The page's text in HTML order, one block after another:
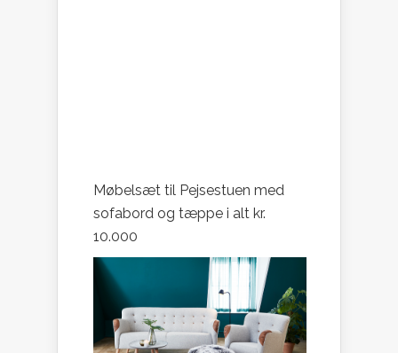
Møbelsæt til Pejsestuen med
sofabord og tæppe i alt kr.
10.000